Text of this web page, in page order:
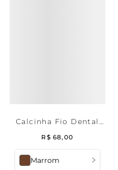
Marrom
Calcinha Fio Dental
Renda Deep Brown
R$ 68,00